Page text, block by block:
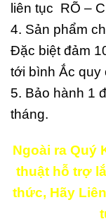
liên tục RÕ –
4. Sản phẩm
Đặc biệt đảm
tới bình Ắc quy
5. Bảo hành 1
tháng.
Ngoài ra Quý
thuật hỗ trợ
thức, Hãy